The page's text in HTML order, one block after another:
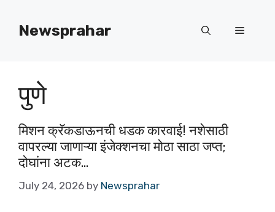
Newsprahar
पुणे
मिशन क्रॅकडाऊनची धडक कारवाई! नशेसाठी
वापरल्या जाणाऱ्या इंजेक्शनचा मोठा साठा जप्त;
दोघांना अटक…
July 24, 2026 by Newsprahar